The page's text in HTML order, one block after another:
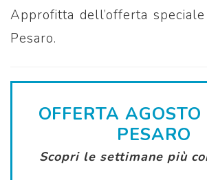
Approfitta dell’offerta
Pesaro.
OFFERTA
PESARO
Scopri le settimane più